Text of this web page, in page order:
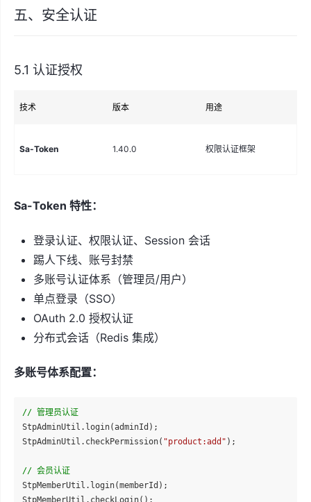
五、安全认证
5.1 认证授权
技术 版本 用途
Sa-Token 1.40.0 权限认证框架
Sa-Token 特性：
登录认证、权限认证、Session 会话
踢人下线、账号封禁
多账号认证体系（管理员/用户）
单点登录（SSO）
OAuth 2.0 授权认证
分布式会话（Redis 集成）
多账号体系配置：
// 管理员认证
StpAdminUtil.login(adminId);
StpAdminUtil.checkPermission( "product:add" );
// 会员认证
StpMemberUtil.login(memberId);